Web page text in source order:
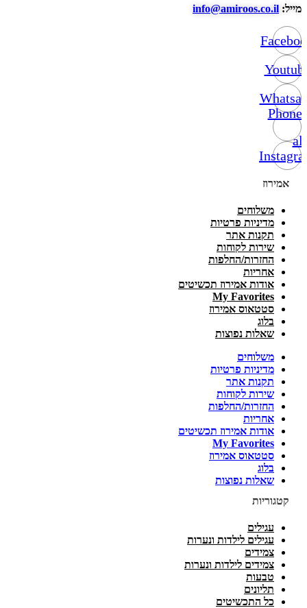
מייל: info@amiroos.co.il
Phone-
alt
אמירוז
משלוחים
מדיניות פרטיות
תקנות אתר
שירות לקוחות
החזרות/החלפות
אחריות
אודות אמירוז תכשיטים
My Favorites
סטטאוס אמירוז
בלוג
שאלות נפוצות
משלוחים
מדיניות פרטיות
תקנות אתר
שירות לקוחות
החזרות/החלפות
אחריות
אודות אמירוז תכשיטים
My Favorites
סטטאוס אמירוז
בלוג
שאלות נפוצות
קטגוריות
עגילים
עגילים לילדות ונערות
צמידים
צמידים לילדות ונערות
טבעות
תליונים
כל התכשיטים